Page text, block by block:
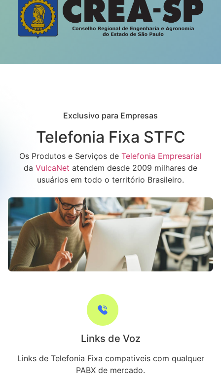
Exclusivo para Empresas
Telefonia Fixa STFC
Os Produtos e Serviços de Telefonia Empresarial
da VulcaNet atendem desde 2009 milhares de
usuários em todo o território Brasileiro.
Links de Voz
Links de Telefonia Fixa compativeis com qualquer
PABX de mercado.